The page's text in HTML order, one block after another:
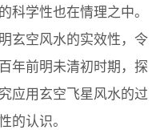
科学性也在情理之中。
玄空风水的实效性，令
年前明未清初时期，探
应用玄空飞星风水的过
的认识。